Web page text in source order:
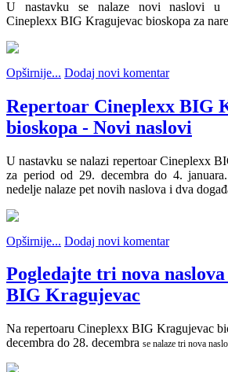
U nastavku se nalaze novi naslovi u
Cineplexx BIG Kragujevac bioskopa za
Opširnije... Dodaj novi komentar
Repertoar Cineplexx BIG
bioskopa - Novi naslovi
U nastavku se nalazi repertoar Cineplexx
za period od 29. decembra do 4.
nedelje nalaze pet novih naslova i dva
Opširnije... Dodaj novi komentar
Pogledajte tri nova
BIG Kragujevac
Na repertoaru Cineplexx BIG Kragujevac
decembra do 28. decembra se nalaze tri nova